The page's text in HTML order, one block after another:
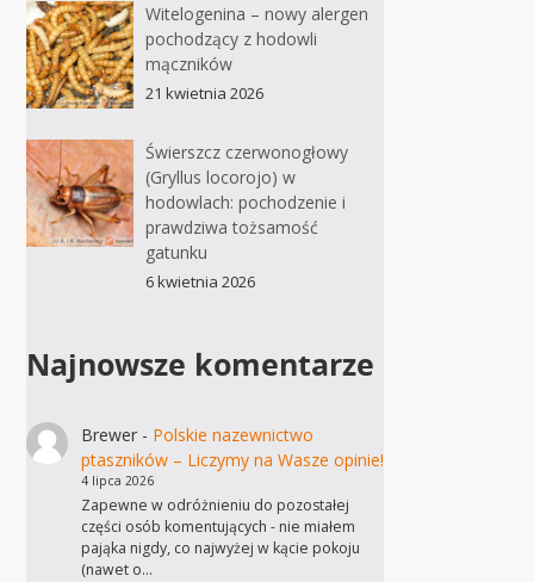
Witelogenina – nowy alergen
pochodzący z hodowli
mączników
21 kwietnia 2026
Świerszcz czerwonogłowy
(Gryllus locorojo) w
hodowlach: pochodzenie i
prawdziwa tożsamość
gatunku
6 kwietnia 2026
Najnowsze komentarze
Brewer- Polskie nazewnictwo
ptaszników – Liczymy na Wasze opinie!
4 lipca 2026
Zapewne w odróżnieniu do pozostałej
części osób komentujących - nie miałem
pająka nigdy, co najwyżej w kącie pokoju
(nawet o…